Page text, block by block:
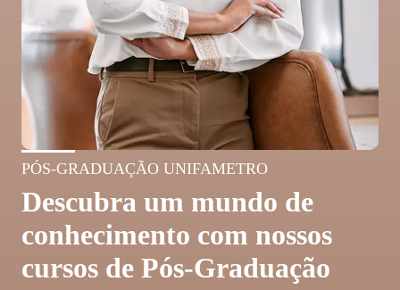
PÓS-GRADUAÇÃO UNIFAMETRO
Descubra um mundo de
conhecimento com nossos
cursos de Pós-Graduação